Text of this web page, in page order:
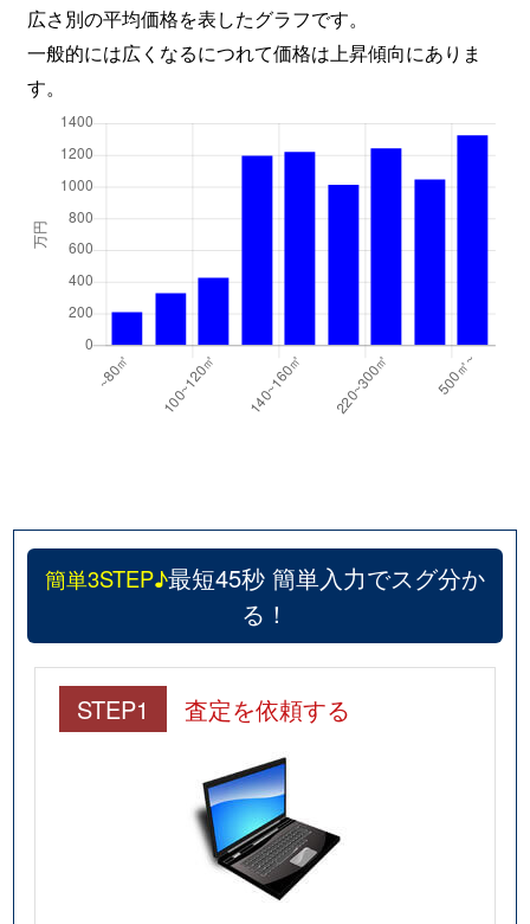
広さ別の平均価格を表したグラフです。
一般的には広くなるにつれて価格は上昇傾向にありま
す。
簡単3STEP♪最短45秒 簡単入力でスグ分か
る！
STEP1 査定を依頼する